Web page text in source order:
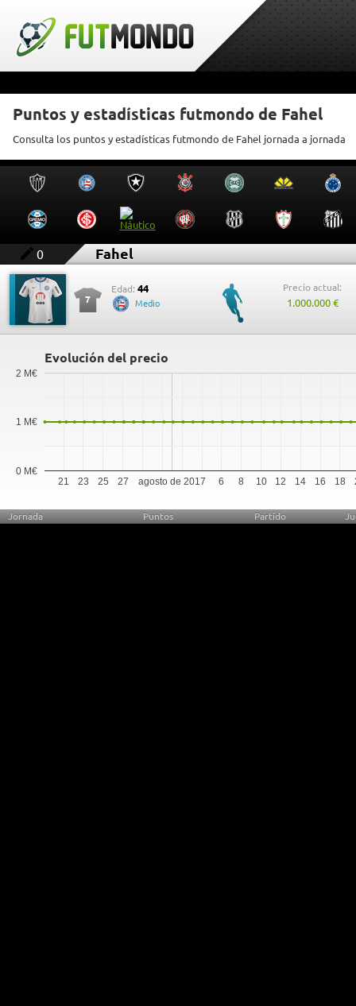
Puntos y estadísticas futmondo de Fahel
Consulta los puntos y estadísticas futmondo de Fahel jornada a jornada
0 Fahel
7
Edad: 44
Medio
Precio actual:
1.000.000 €
Evolución del precio
agosto de 2017
21 23 25 27 6 8 10 12 14 16 18
0 M€
1 M€
2 M€
Jornada Puntos Partido